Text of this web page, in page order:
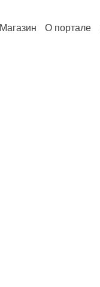
Магазин О портале